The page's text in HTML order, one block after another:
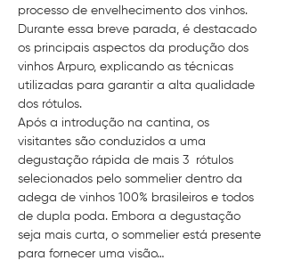
processo de envelhecimento dos vinhos.
Durante essa breve parada, é destacado
os principais aspectos da produção dos
vinhos Arpuro, explicando as técnicas
utilizadas para garantir a alta qualidade
dos rótulos.
Após a introdução na cantina, os
visitantes são conduzidos a uma
degustação rápida de mais 3  rótulos
selecionados pelo sommelier dentro da
adega de vinhos 100% brasileiros e todos
de dupla poda. Embora a degustação
seja mais curta, o sommelier está presente
para fornecer uma visão…